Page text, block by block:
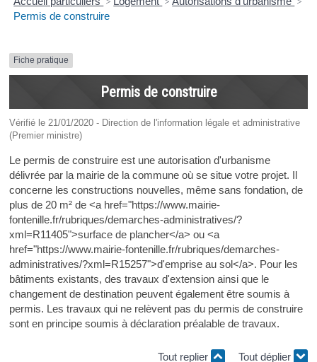
Permis de construire
Fiche pratique
Permis de construire
Vérifié le 21/01/2020 - Direction de l'information légale et administrative
(Premier ministre)
Le permis de construire est une autorisation d'urbanisme
délivrée par la mairie de la commune où se situe votre projet. Il
concerne les constructions nouvelles, même sans fondation, de
plus de 20 m² de <a href="https://www.mairie-
fontenille.fr/rubriques/demarches-administratives/?
xml=R11405">surface de plancher</a> ou <a
href="https://www.mairie-fontenille.fr/rubriques/demarches-
administratives/?xml=R15257">d'emprise au sol</a>. Pour les
bâtiments existants, des travaux d'extension ainsi que le
changement de destination peuvent également être soumis à
permis. Les travaux qui ne relèvent pas du permis de construire
sont en principe soumis à déclaration préalable de travaux.
Tout replier Tout déplier